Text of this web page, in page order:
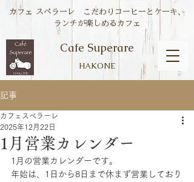
Cafe Superare
HAKONE
カフェ スペラーレ こだわりコーヒーとケーキ、
ランチが楽しめるカフェ
記事
1月営業カレンダー
カフェスペラーレ
2025年12月22日
1月の営業カレンダーです。
年始は、1日から8日まで休まず営業しており